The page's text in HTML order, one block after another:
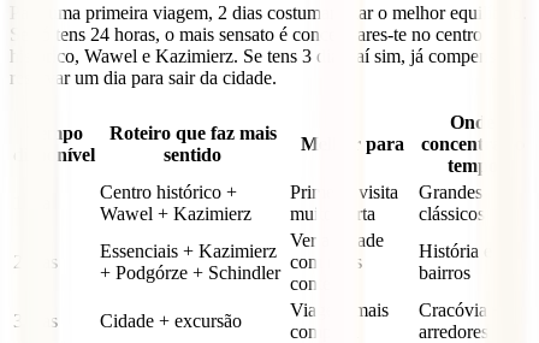
Para uma primeira viagem, 2 dias costumam dar o melhor equilíbrio.
Se só tens 24 horas, o mais sensato é concentrares-te no centro
histórico, Wawel e Kazimierz. Se tens 3 dias, aí sim, já compensa
reservar um dia para sair da cidade.
Tempo
disponível
Roteiro que faz mais
sentido
Melhor para
Onde
concentrar o
tempo
Centro histórico +
Wawel + Kazimierz
Primeira visita
muito curta
Grandes
clássicos
2 dias
Essenciais + Kazimierz
+ Podgórze + Schindler
Ver a cidade
com mais
contexto
História e
bairros
3 dias Cidade + excursão
Viagem mais
completa
Cracóvia +
arredores